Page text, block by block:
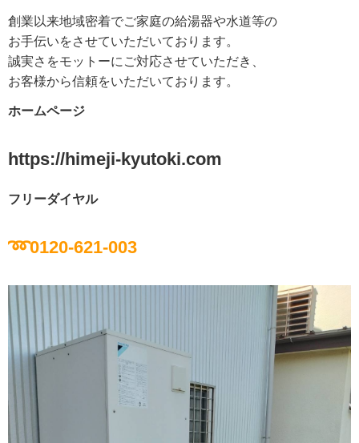
創業以来地域密着でご家庭の給湯器や水道等の
お手伝いをさせていただいております。
誠実さをモットーにご対応させていただき、
お客様から信頼をいただいております。
ホームページ
https://himeji-kyutoki.com
フリーダイヤル
➿0120-621-003